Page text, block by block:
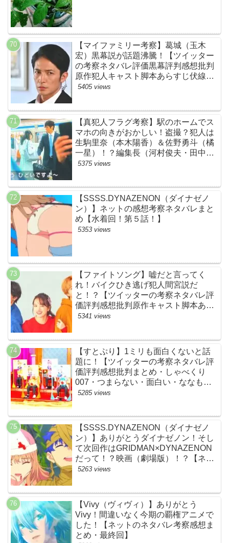
【マイファミリー考察】葛城（玉木
宏）黒幕説が話題沸騰！【ツイッター
の考察ネタバレ評価黒幕評判感想批判
原作犯人キャスト脚本あらすじ伏線ま
とめ】
5405 views
【真犯人フラグ考察】駅のホームでス
マホの向きがおかしい！盗撮？犯人は
生駒里奈（本木陽香）＆佐野勇斗（橘
一星）！？編集長（河村俊夫・田中哲
司説も？【ネット・ツイッターの考察
5375 views
【SSSS.DYNAZENON（ダイナゼノ
ン）】ネットの感想考察ネタバレまと
め【水着回！第５話！】
5353 views
【ファイトソング】嘘だと言ってく
れ！バイクひき逃げ犯人間宮説だ
と！？【ツイッターの考察ネタバレ評
価評判感想批判原作キャスト脚本あら
すじ伏線まとめ犯人黒幕・ドラマ・交
5341 views
【すとぷり】1ミリも面白くないと話
題に！【ツイッターの考察ネタバレ評
価評判感想批判まとめ・しゃべくり
007・つまらない・面白い・ななも
り。・ジェル・さとみ・ころん・るぅ
5285 views
【SSSS.DYNAZENON（ダイナゼノ
ン）】ありがとうダイナゼノン！そし
て次回作はGRIDMAN×DYNAZENON
だって！？映画（劇場版）！？【ネッ
トの考察ネタバレ感想まとめ・最終
5263 views
【Vivy（ヴィヴィ）】ありがとう
Vivy！間違いなく今期の覇権アニメで
した！【ネットのネタバレ考察感想ま
とめ・最終回】